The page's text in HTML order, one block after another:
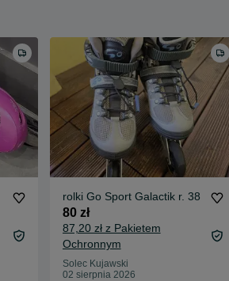
rolki Go Sport Galactik r. 38
80 zł
87,20 zł z Pakietem
Ochronnym
Solec Kujawski
02 sierpnia 2026